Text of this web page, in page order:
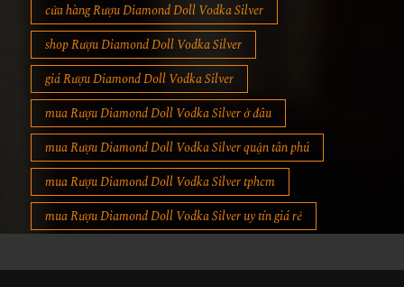
cửa hàng Rượu Diamond Doll Vodka Silver
shop Rượu Diamond Doll Vodka Silver
giá Rượu Diamond Doll Vodka Silver
mua Rượu Diamond Doll Vodka Silver ở đâu
mua Rượu Diamond Doll Vodka Silver quận tân phú
mua Rượu Diamond Doll Vodka Silver tphcm
mua Rượu Diamond Doll Vodka Silver uy tín giá rẻ